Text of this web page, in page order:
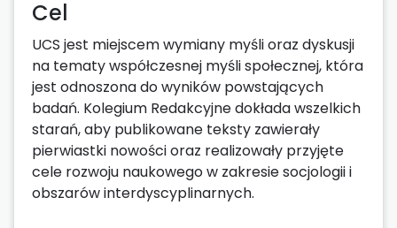
Cel
UCS jest miejscem wymiany myśli oraz dyskusji
na tematy współczesnej myśli społecznej, która
jest odnoszona do wyników powstających
badań. Kolegium Redakcyjne dokłada wszelkich
starań, aby publikowane teksty zawierały
pierwiastki nowości oraz realizowały przyjęte
cele rozwoju naukowego w zakresie socjologii i
obszarów interdyscyplinarnych.